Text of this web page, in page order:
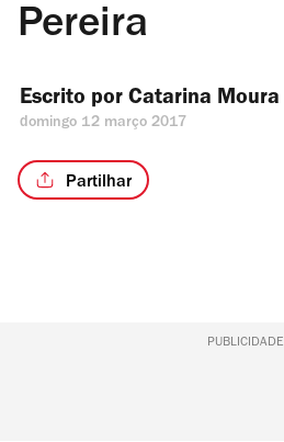
Pereira
Escrito por Catarina Moura
domingo 12 março 2017
Partilhar
PUBLICIDADE